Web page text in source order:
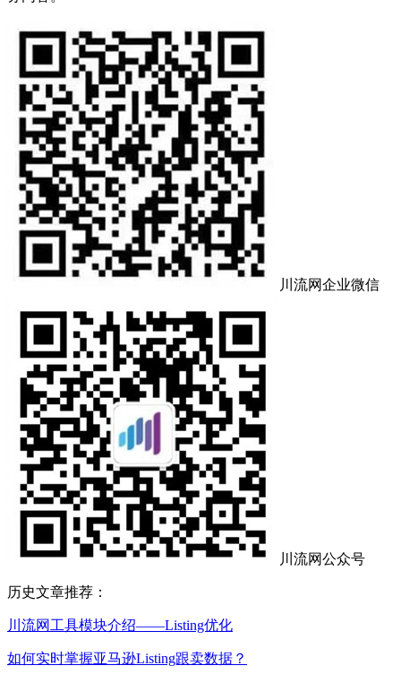
川流网企业微信
川流网公众号
历史文章推荐：
川流网工具模块介绍——Listing优化
如何实时掌握亚马逊Listing跟卖数据？